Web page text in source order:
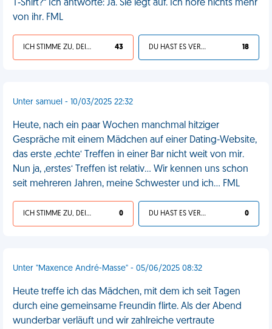
T‑Shirt?“ Ich antworte: Ja. Sie legt auf. Ich höre nichts mehr
von ihr. FML
ICH STIMME ZU, DEIN LEBEN IST SCHEISSE 43 DU HAST ES VERDIENT 18
Unter samuel - 10/03/2025 22:32
Heute, nach ein paar Wochen manchmal hitziger
Gespräche mit einem Mädchen auf einer Dating-Website,
das erste ‚echte‘ Treffen in einer Bar nicht weit von mir.
Nun ja, ‚erstes‘ Treffen ist relativ... Wir kennen uns schon
seit mehreren Jahren, meine Schwester und ich... FML
ICH STIMME ZU, DEIN LEBEN IST SCHEISSE 0 DU HAST ES VERDIENT 0
Unter "Maxence André-Masse" - 05/06/2025 08:32
Heute treffe ich das Mädchen, mit dem ich seit Tagen
durch eine gemeinsame Freundin flirte. Als der Abend
wunderbar verläuft und wir zahlreiche vertraute